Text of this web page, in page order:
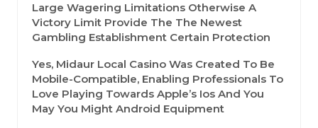
Large Wagering Limitations Otherwise A
Victory Limit Provide The The Newest
Gambling Establishment Certain Protection
Yes, Midaur Local Casino Was Created To Be
Mobile-Compatible, Enabling Professionals To
Love Playing Towards Apple’s Ios And You
May You Might Android Equipment